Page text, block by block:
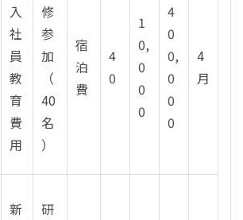
入
社
員
教
育
費
用
修
参
加
（
40
名
）
宿
泊
費
4
0
1
0,
0
0
0
4
0
0,
0
0
0
4
月
新
研